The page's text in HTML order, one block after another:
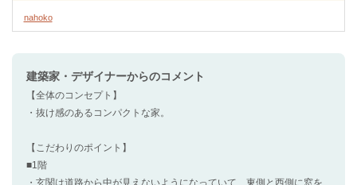
nahoko
建築家・デザイナーからのコメント
【全体のコンセプト】
・抜け感のあるコンパクトな家。
【こだわりのポイント】
■1階